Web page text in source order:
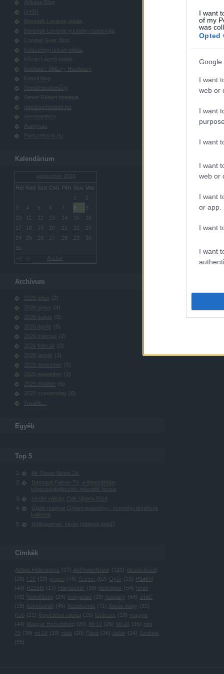
I want
of my
was
Opted
Google
I want
web or
I want
I want
I want
web or
I want
or app.
I want
I want
Airbase Blog
LHSN
Benedek Levente oldala
Benedek Levente youtube csatornája
Combat Gear Blog
Kelecsényi István oldala
Kővári László oldala
Exclusive Military Hardware
Katpol blog
Repüléstudomány
Simon Róbert honlapja
repuloszimulator.hu
Aeromagazin
Aranysas
Panczelosok.hu
Kalendárium
augusztus 2026
Hét Ked Sze Csü Pén Szo Vas
Archív
1
2
3
4 5 6 7 8
9
10
11 12 13 14 15
16
17
18 19 20 21 22
23
24
25 26 27 28 29
30
31
Archívum
2026 július (2)
2026 június (4)
2026 május (3)
2026 április (5)
2026 március (2)
2026 február (2)
2026 január ( 1 )
2025 december (2)
2025 november (2)
2025 október (5)
2025 szeptember (6 )
Tovább
Egyéb
Top 5
Air Power News 14.
Dassault Falcon 7X, a légiszállítási
képességfejlesztés második fázisa
Ukrán válság, Dák Vipera 2014
Újabb magyar Gripen-esemény - személyi döntések
kellenek
Helikopterek: kiírás heteken belül?
Címkék
Airbus Helicopters (27) AirPowerNews ( 121 ) éleslövészet
(26 ) f 16 (20) gripen (76 ) Gripen (82) Győr ( 19) H145M
(40) H225M ( 17) Hajmáskér (39) helikopter (54) hírek
(72) honvédség (23) hungarian (29) hungary (63)
JTAC
( 15) kecskemét (45) Kecskemét (71 ) Körös-hegy (31 )
Kub
(21 ) légvédelmi rakéta (25) lövészet ( 18) magyar
(44) Magyar Honvédség (20) Mi-17 (26 ) Mi-24 (35) mig
29 (38) mi 17 ( 19) nato (20) Pápa (26 ) radar (24) Szolnok
(55)